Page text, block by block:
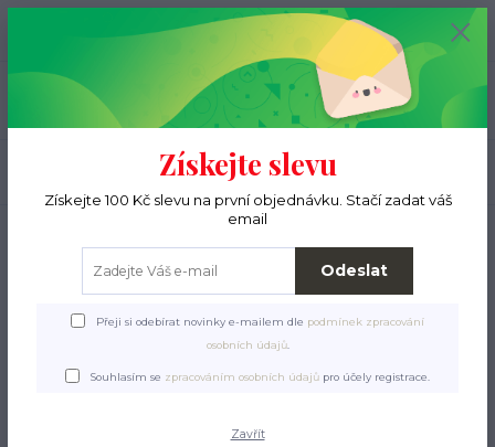
Menu
(Po-Pá, 9-15 hod.)
0 ks
0 Kč
Obojky, vodítka, postroje
Obojek dragon claw 26 cm
Obojek dragon claw 26 cm
Získejte slevu
Získejte 100 Kč slevu na první objednávku. Stačí zadat váš
email
Odeslat
Přeji si odebírat novinky e-mailem dle podmínek zpracování
osobních údajů.
Souhlasím se zpracováním osobních údajů pro účely registrace.
Zavřít